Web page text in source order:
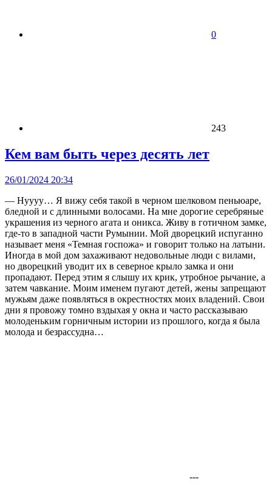
0
243
Кем вам быть через десять лет
26/01/2024 20:34
— Нуууу… Я вижу себя такой в черном шелковом пеньюаре,
бледной и с длинными волосами. На мне дорогие серебряные
украшения из черного агата и оникса. Живу в готичном замке,
где-то в западной части Румынии. Мой дворецкий испуганно
называет меня «Темная госпожа» и говорит только на латыни.
Иногда в мой дом захаживают недовольные люди с вилами,
но дворецкий уводит их в северное крыло замка и они
пропадают. Перед этим я слышу их крик, утробное рычание, а
затем чавкание. Моим именем пугают детей, жены запрещают
мужьям даже появляться в окрестностях моих владений. Свои
дни я провожу томно вздыхая у окна и часто рассказываю
молоденьким горничным истории из прошлого, когда я была
молода и безрассудна…
---